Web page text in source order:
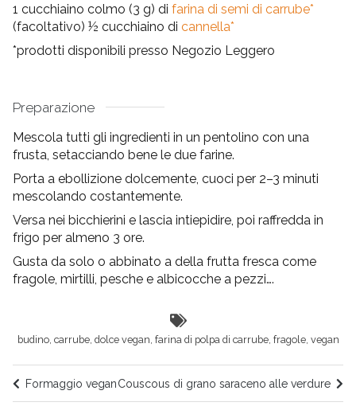
1 cucchiaino colmo (3 g) di farina di semi di carrube*
(facoltativo) ½ cucchiaino di cannella*
*prodotti disponibili presso Negozio Leggero
Preparazione
Mescola tutti gli ingredienti in un pentolino con una
frusta, setacciando bene le due farine.
Porta a ebollizione dolcemente, cuoci per 2–3 minuti
mescolando costantemente.
Versa nei bicchierini e lascia intiepidire, poi raffredda in
frigo per almeno 3 ore.
Gusta da solo o abbinato a della frutta fresca come
fragole, mirtilli, pesche e albicocche a pezzi….
budino, carrube, dolce vegan farina di polpa di carrube, fragole, vegan
Formaggio veganCouscous di grano saraceno alle verdure